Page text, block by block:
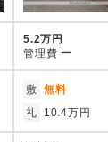
5.2万円
管理費 ー
敷 無料
礼
10.4万円